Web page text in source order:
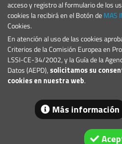
acceso y registro al formulario de los
cookies la recibirá en el Botón deMAS
Cookies.
En atención al uso de las cookies
Criterios de la Comisión Europea en
LSSI-CE-34/2002, y la Guía de la
Datos (AEPD), solicitamos su
cookies en nuestra web.
Más información
Marinas y Puertos Deportivos
Señales Marítimas
CONTACTO
E.:geral@lindley.pt
T.: +351 214 692 024